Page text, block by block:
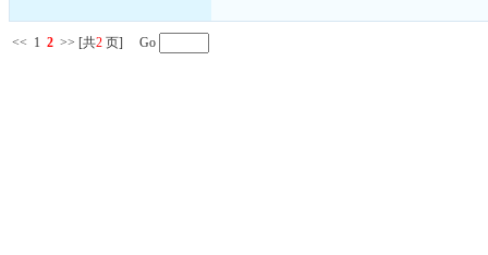
<< 1 2 >> [共2 页] Go